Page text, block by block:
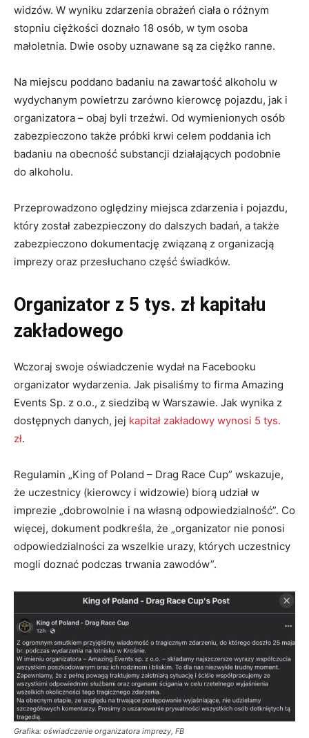
widzów. W wyniku zdarzenia obrażeń ciała o różnym
stopniu ciężkości doznało 18 osób, w tym osoba
małoletnia. Dwie osoby uznawane są za ciężko ranne.
Na miejscu poddano badaniu na zawartość alkoholu w
wydychanym powietrzu zarówno kierowcę pojazdu, jak i
organizatora – obaj byli trzeźwi. Od wymienionych osób
zabezpieczono także próbki krwi celem poddania ich
badaniu na obecność substancji działających podobnie
do alkoholu.
Przeprowadzono oględziny miejsca zdarzenia i pojazdu,
który został zabezpieczony do dalszych badań, a także
zabezpieczono dokumentację związaną z organizacją
imprezy oraz przesłuchano część świadków.
Organizator z 5 tys. zł kapitału
zakładowego
Wczoraj swoje oświadczenie wydał na Facebooku
organizator wydarzenia. Jak pisaliśmy to firma Amazing
Events Sp. z o.o., z siedzibą w Warszawie. Jak wynika z
dostępnych danych, jej kapitał zakładowy wynosi 5 tys.
zł.
Regulamin „King of Poland – Drag Race Cup” wskazuje,
że uczestnicy (kierowcy i widzowie) biorą udział w
imprezie „dobrowolnie i na własną odpowiedzialność”. Co
więcej, dokument podkreśla, że „organizator nie ponosi
odpowiedzialności za wszelkie urazy, których uczestnicy
mogli doznać podczas trwania zawodów”.
Grafika: oświadczenie organizatora imprezy, FB